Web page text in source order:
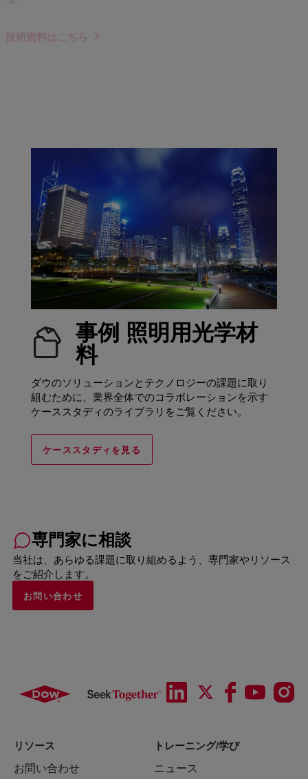
技術資料はこちら
事例 照明用光学材
料
ダウのソリューションとテクノロジーの課題に取り
組むために、業界全体でのコラボレーションを示す
ケーススタディのライブラリをご覧ください。
ケーススタディを見る
専門家に相談
当社は、あらゆる課題に取り組めるよう、専門家やリソース
をご紹介します。
お問い合わせ
リソース
お問い合わせ
トレーニング/学び
ニュース